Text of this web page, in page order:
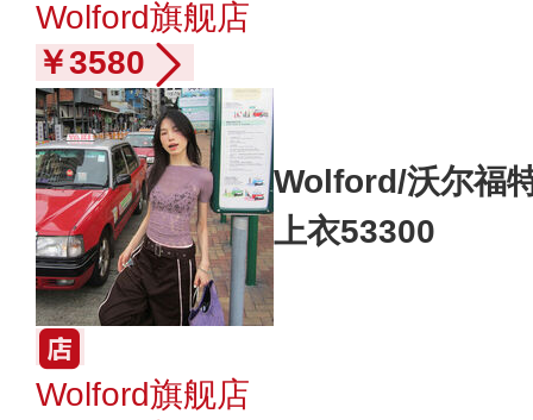
Wolford旗舰店
￥3580
Wolford/沃尔福
上衣53300
Wolford旗舰店